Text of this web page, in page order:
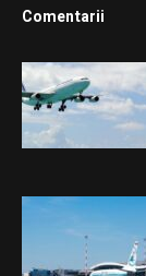
Comentarii